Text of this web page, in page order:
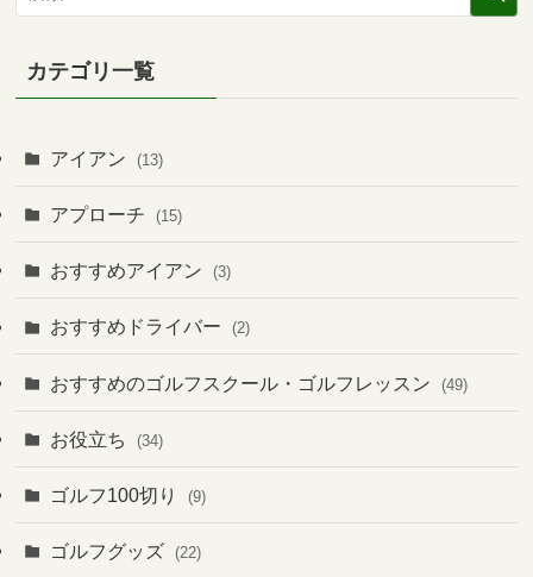
カテゴリ一覧
アイアン (13)
アプローチ (15)
おすすめアイアン (3)
おすすめドライバー (2)
おすすめのゴルフスクール・ゴルフレッスン (49)
お役立ち (34)
ゴルフ100切り (9)
ゴルフグッズ (22)